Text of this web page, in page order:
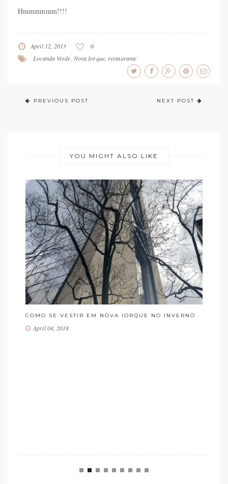
Hmmmmmm!!!!
April 12, 2013
0
Locanda Verde Nova Iorque, restaurante
PREVIOUS POST NEXT POST
YOU MIGHT ALSO LIKE